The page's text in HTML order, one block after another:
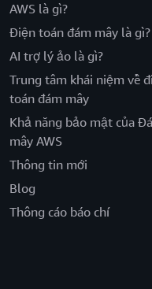
AWS là gì?
Điện toán đám mây là gì?
AI trợ lý ảo là gì?
Trung tâm khái niệm về
toán đám mây
Khả năng bảo mật của
mây AWS
Thông tin mới
Blog
Thông cáo báo chí